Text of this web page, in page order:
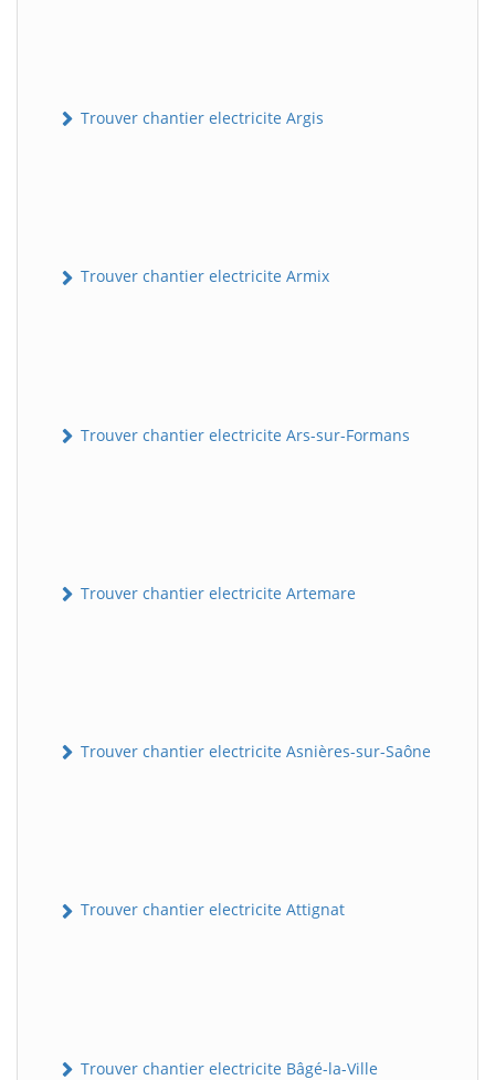
Trouver chantier electricite Argis
Trouver chantier electricite Armix
Trouver chantier electricite Ars-sur-Formans
Trouver chantier electricite Artemare
Trouver chantier electricite Asnières-sur-Saône
Trouver chantier electricite Attignat
Trouver chantier electricite Bâgé-la-Ville